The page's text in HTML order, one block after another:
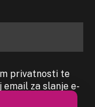
privatnosti te
za slanje e-